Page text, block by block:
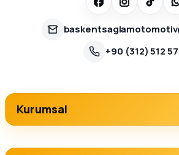
+90 (312) 512
Kurumsal